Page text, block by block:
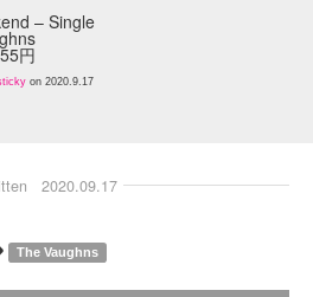
– Single
円
on 2020.9.17
2020.09.17
The Vaughns